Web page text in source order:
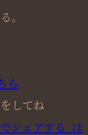
。
ら
してね
シェアする は